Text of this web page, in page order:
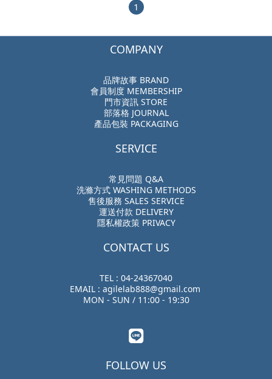
1
COMPANY
品牌故事 BRAND
會員制度 MEMBERSHIP
門市資訊 STORE
部落格 JOURNAL
產品包裝 PACKAGING
SERVICE
常見問題 Q&A
洗滌方式 WASHING METHODS
售後服務 SALES SERVICE
運送付款 DELIVERY
隱私權政策 PRIVACY
CONTACT US
TEL : 04-24367040
EMAIL : agilelab888@gmail.com
MON - SUN / 11:00 - 19:30
FOLLOW US